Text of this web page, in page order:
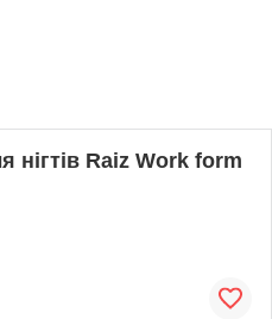
нігтів Raiz Work form